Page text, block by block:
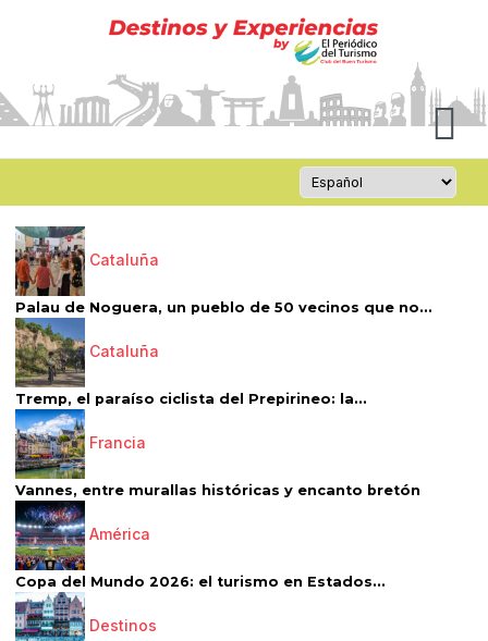
Cataluña
Palau de Noguera, un pueblo de 50 vecinos que no...
Cataluña
Tremp, el paraíso ciclista del Prepirineo: la...
Francia
Vannes, entre murallas históricas y encanto bretón
América
Copa del Mundo 2026: el turismo en Estados...
Destinos